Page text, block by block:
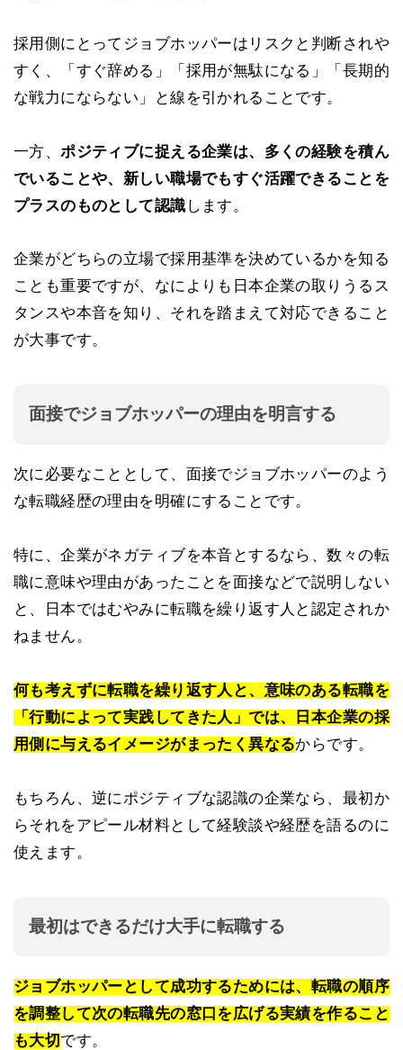
採用側にとってジョブホッパーはリスクと判断されや
すく、「すぐ辞める」「採用が無駄になる」「長期的
な戦力にならない」と線を引かれることです。
一方、ポジティブに捉える企業は、多くの経験を積ん
でいることや、新しい職場でもすぐ活躍できることを
プラスのものとして認識 します。
企業がどちらの立場で採用基準を決めているかを知る
ことも重要ですが、なによりも日本企業の取りうるス
タンスや本音を知り、それを踏まえて対応できること
が大事です。
面接でジョブホッパーの理由を明言する
次に必要なこととして、面接でジョブホッパーのよう
な転職経歴の理由を明確にすることです。
特に、企業がネガティブを本音とするなら、数々の転
職に意味や理由があったことを面接などで説明しない
と、日本ではむやみに転職を繰り返す人と認定されか
ねません。
何も考えずに転職を繰り返す人と、意味のある転職を
「行動によって実践してきた人」では、日本企業の採
用側に与えるイメージがまったく異なるからです。
もちろん、逆にポジティブな認識の企業なら、最初か
らそれをアピール材料として経験談や経歴を語るのに
使えます。
最初はできるだけ大手に転職する
ジョブホッパーとして成功するためには、転職の順序
を調整して次の転職先の窓口を広げる実績を作ること
も大切 です。